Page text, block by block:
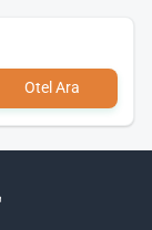
Otel Ara